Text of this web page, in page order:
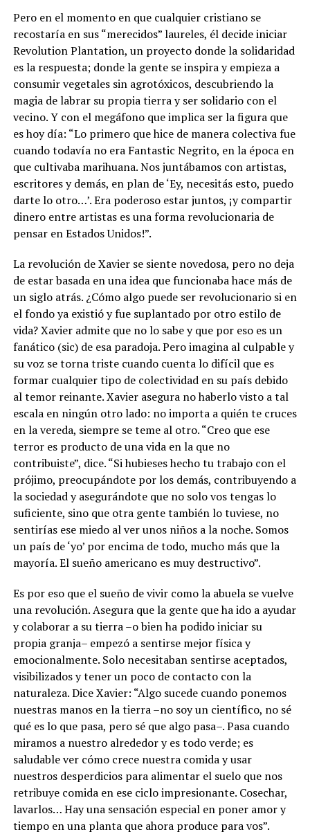
Pero en el momento en que cualquier cristiano se
recostaría en sus “merecidos” laureles, él decide iniciar
Revolution Plantation, un proyecto donde la solidaridad
es la respuesta; donde la gente se inspira y empieza a
consumir vegetales sin agrotóxicos, descubriendo la
magia de labrar su propia tierra y ser solidario con el
vecino. Y con el megáfono que implica ser la figura que
es hoy día: “Lo primero que hice de manera colectiva fue
cuando todavía no era Fantastic Negrito, en la época en
que cultivaba marihuana. Nos juntábamos con artistas,
escritores y demás, en plan de ‘Ey, necesitás esto, puedo
darte lo otro…’. Era poderoso estar juntos, ¡y compartir
dinero entre artistas es una forma revolucionaria de
pensar en Estados Unidos!”.
La revolución de Xavier se siente novedosa, pero no deja
de estar basada en una idea que funcionaba hace más de
un siglo atrás. ¿Cómo algo puede ser revolucionario si en
el fondo ya existió y fue suplantado por otro estilo de
vida? Xavier admite que no lo sabe y que por eso es un
fanático (sic) de esa paradoja. Pero imagina al culpable y
su voz se torna triste cuando cuenta lo difícil que es
formar cualquier tipo de colectividad en su país debido
al temor reinante. Xavier asegura no haberlo visto a tal
escala en ningún otro lado: no importa a quién te cruces
en la vereda, siempre se teme al otro. “Creo que ese
terror es producto de una vida en la que no
contribuiste”, dice. “Si hubieses hecho tu trabajo con el
prójimo, preocupándote por los demás, contribuyendo a
la sociedad y asegurándote que no solo vos tengas lo
suficiente, sino que otra gente también lo tuviese, no
sentirías ese miedo al ver unos niños a la noche. Somos
un país de ‘yo’ por encima de todo, mucho más que la
mayoría. El sueño americano es muy destructivo”.
Es por eso que el sueño de vivir como la abuela se vuelve
una revolución. Asegura que la gente que ha ido a ayudar
y colaborar a su tierra –o bien ha podido iniciar su
propia granja– empezó a sentirse mejor física y
emocionalmente. Solo necesitaban sentirse aceptados,
visibilizados y tener un poco de contacto con la
naturaleza. Dice Xavier: “Algo sucede cuando ponemos
nuestras manos en la tierra –no soy un científico, no sé
qué es lo que pasa, pero sé que algo pasa–. Pasa cuando
miramos a nuestro alrededor y es todo verde; es
saludable ver cómo crece nuestra comida y usar
nuestros desperdicios para alimentar el suelo que nos
retribuye comida en ese ciclo impresionante. Cosechar,
lavarlos… Hay una sensación especial en poner amor y
tiempo en una planta que ahora produce para vos”.